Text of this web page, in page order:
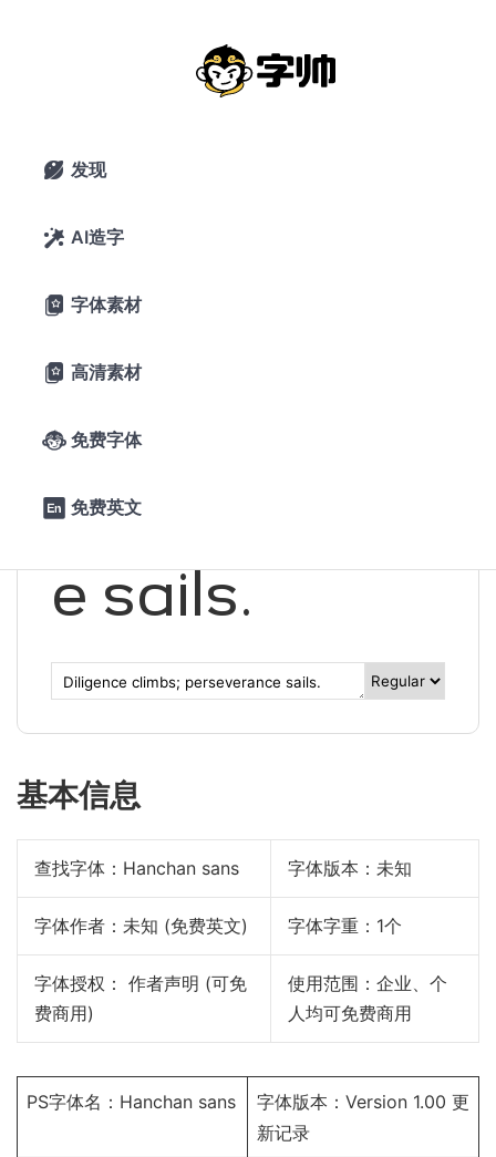
 发现
 AI造字
 字体素材
 高清素材
 免费字体
 免费英文
Hanchan sans
4喜欢
字体预览
Diligence
climbs;
perseveranc
e sails.
基本信息
查找字体： Hanchan sans 字体版本：未知
字体作者：未知 (免费英文) 字体字重：1个
字体授权： 作者声明 (可免
费商用)
使用范围：企业、个
人均可免费商用
PS字体名：Hanchan sans 字体版本：Version 1.00 更
新记录